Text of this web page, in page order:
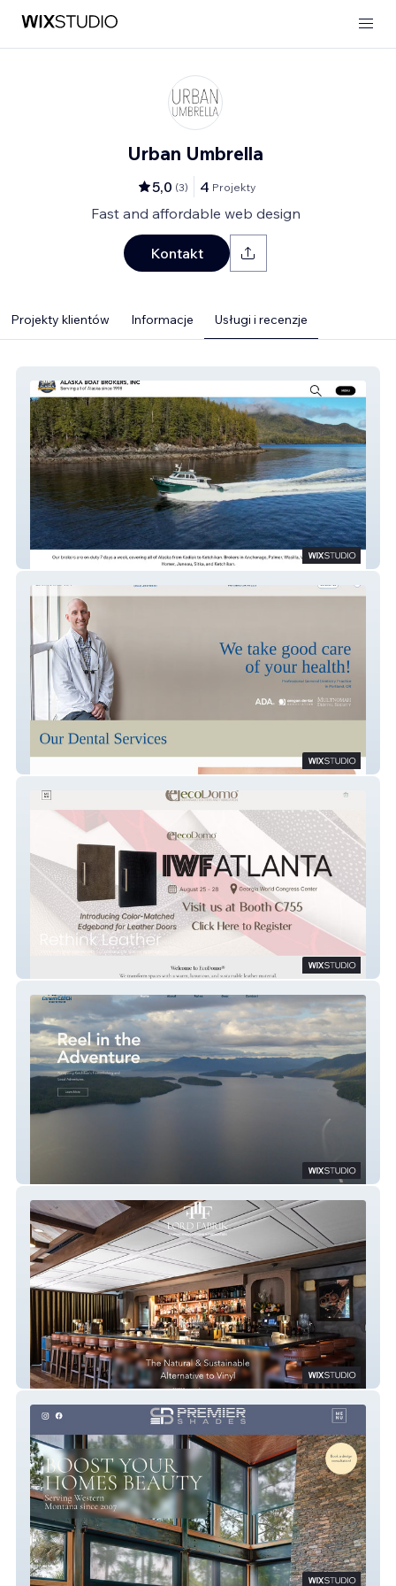
Urban Umbrella
5,0 (3) 4 Projekty
Fast and affordable web design
Kontakt
Projekty klientów Informacje Usługi i recenzje
Alaska Boat Brokers
Larson Dental Care
Lord Fabrik
Premier Shades